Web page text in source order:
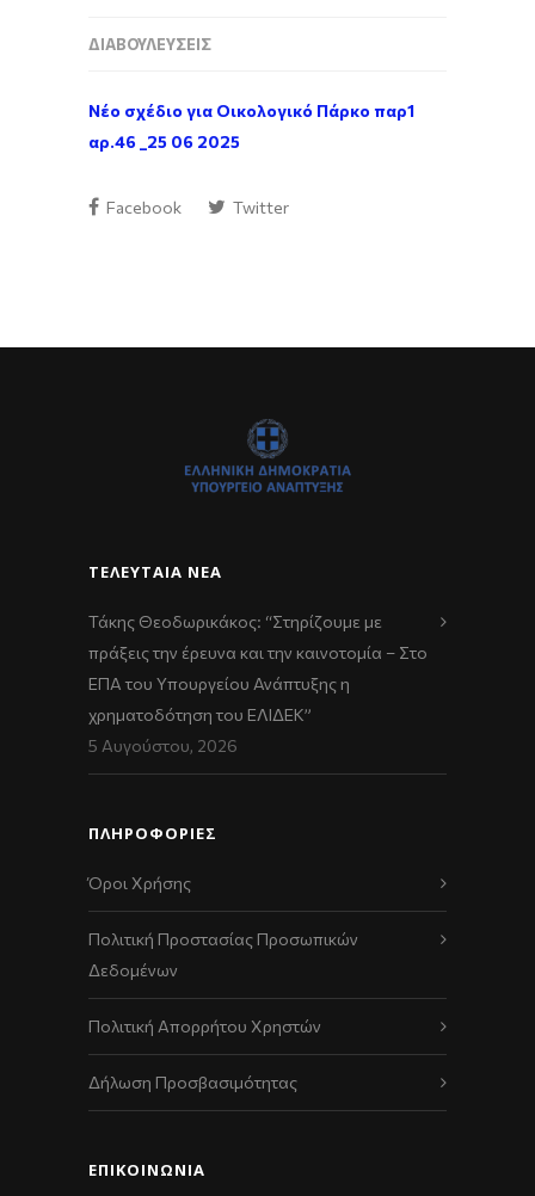
ΔΙΑΒΟΥΛΕΎΣΕΙΣ
Νέο σχέδιο για Οικολογικό Πάρκο παρ1
αρ.46 _25 06 2025
Facebook Twitter
ΤΕΛΕΥΤΑΊΑ ΝΈΑ
Τάκης Θεοδωρικάκος: “Στηρίζουμε με
πράξεις την έρευνα και την καινοτομία – Στο
ΕΠΑ του Υπουργείου Ανάπτυξης η
χρηματοδότηση του ΕΛΙΔΕΚ”
5 Αυγούστου, 2026
ΠΛΗΡΟΦΟΡΙΕΣ
Όροι Χρήσης
Πολιτική Προστασίας Προσωπικών
Δεδομένων
Πολιτική Απορρήτου Χρηστών
Δήλωση Προσβασιμότητας
ΕΠΙΚΟΙΝΩΝΊΑ